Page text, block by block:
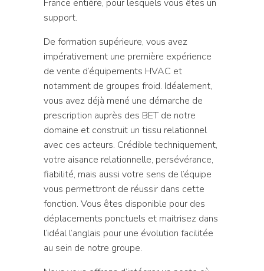
France entière, pour lesquels vous êtes un
support.
De formation supérieure, vous avez
impérativement une première expérience
de vente d’équipements HVAC et
notamment de groupes froid. Idéalement,
vous avez déjà mené une démarche de
prescription auprès des BET de notre
domaine et construit un tissu relationnel
avec ces acteurs. Crédible techniquement,
votre aisance relationnelle, persévérance,
fiabilité, mais aussi votre sens de l’équipe
vous permettront de réussir dans cette
fonction. Vous êtes disponible pour des
déplacements ponctuels et maitrisez dans
l’idéal l’anglais pour une évolution facilitée
au sein de notre groupe.